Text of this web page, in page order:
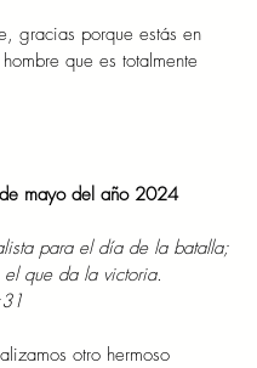
gracias porque estás en
que es totalmente
mayo del año 2024
para el día de la batalla;
el que da la victoria.
otro hermoso